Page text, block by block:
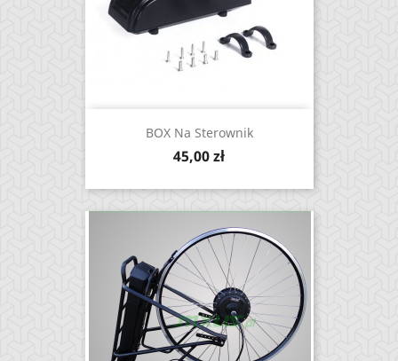
BOX Na Sterownik
Cena
45,00 zł